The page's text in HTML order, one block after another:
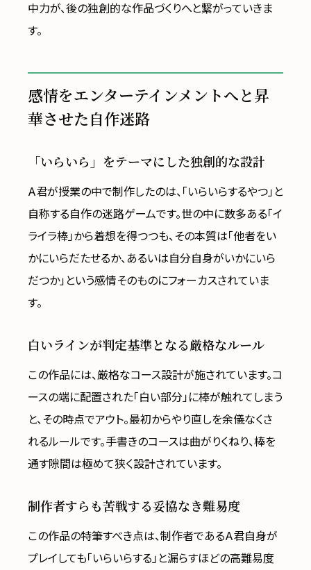
中力が、後の独創的な作品づくりへと繋がっていきま
す。
感情をエンターテインメントへと昇
華させた自作迷路
「いらいら」をテーマにした独創的な設計
A君が授業の中で制作したのは、「いらいらするやつ」と
自称する自作の迷路ゲームです。世の中に数多ある「イ
ライラ棒」から着想を得つつも、その本質は「他者をい
かにいらだたせるか、あるいは自分自身がいかにいら
だつか」という感情そのものにフォーカスされていま
す。
白いラインが判定基準となる厳格なルール
この作品には、厳格なコース設計が施されています。コ
ースの端に配置された「白い部分」に棒が触れてしまう
と、その時点でアウト。最初からやり直しを余儀なくさ
れるルールです。手書きのコースは曲がりくねり、棒を
通す隙間は極めて狭く設計されています。
制作者すらも苦戦する妥協なき難易度
この作品の特筆すべき点は、制作者であるA君自身が
プレイしても「いらいらする」と漏らすほどの高難易度